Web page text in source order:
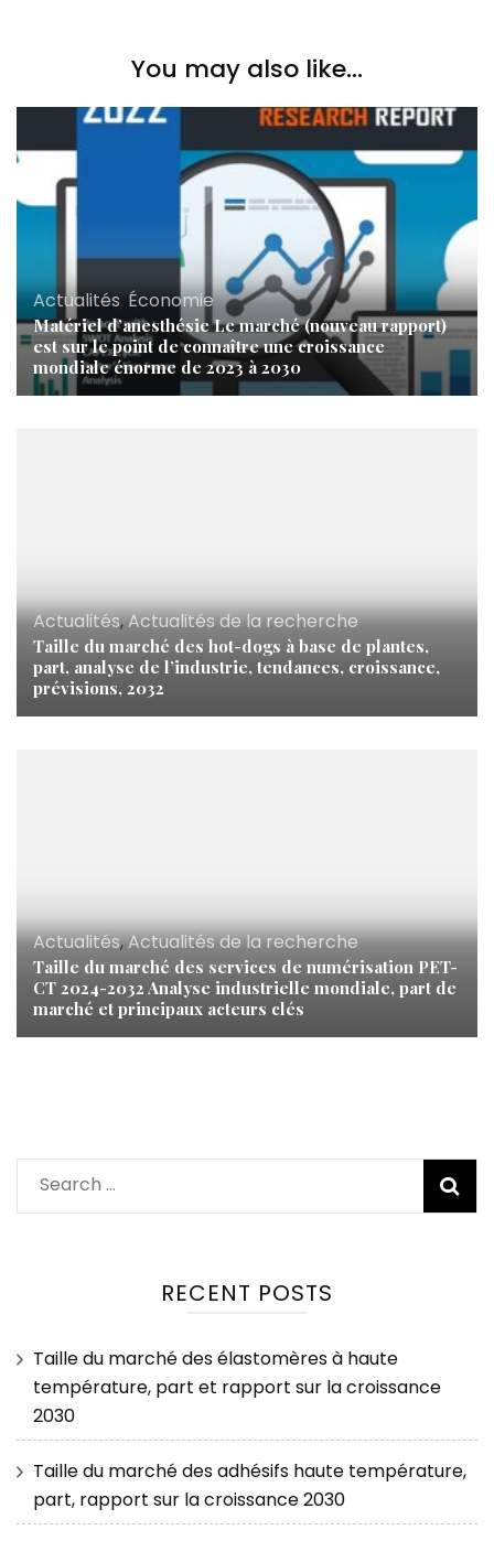
You may also like...
Actualités, Économie
Matériel d’anesthésie Le marché (nouveau rapport)
est sur le point de connaître une croissance
mondiale énorme de 2023 à 2030
Actualités,Actualités de la recherche
Taille du marché des hot-dogs à base de plantes,
part, analyse de l’industrie, tendances, croissance,
prévisions, 2032
Actualités,Actualités de la recherche
Taille du marché des services de numérisation PET-
CT 2024-2032 Analyse industrielle mondiale, part de
marché et principaux acteurs clés
Search
for:
RECENT POSTS
Taille du marché des élastomères à haute
température, part et rapport sur la croissance
2030
Taille du marché des adhésifs haute température,
part, rapport sur la croissance 2030